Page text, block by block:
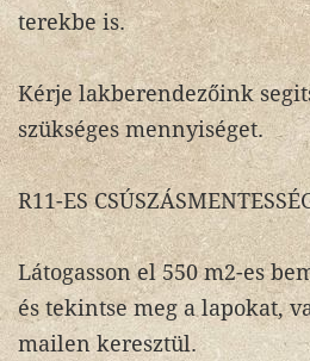
terekbe is.
Kérje lakberendezőink
szükséges mennyiséget.
R11-ES
Látogasson el 550 m2-es
és tekintse meg a lapokat,
mailen keresztül.